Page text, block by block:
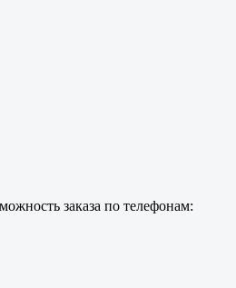
заказа по телефонам: